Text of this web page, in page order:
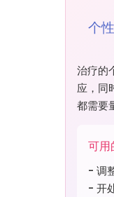
个
治疗的
应，同
都需要
可用
- 调
- 开